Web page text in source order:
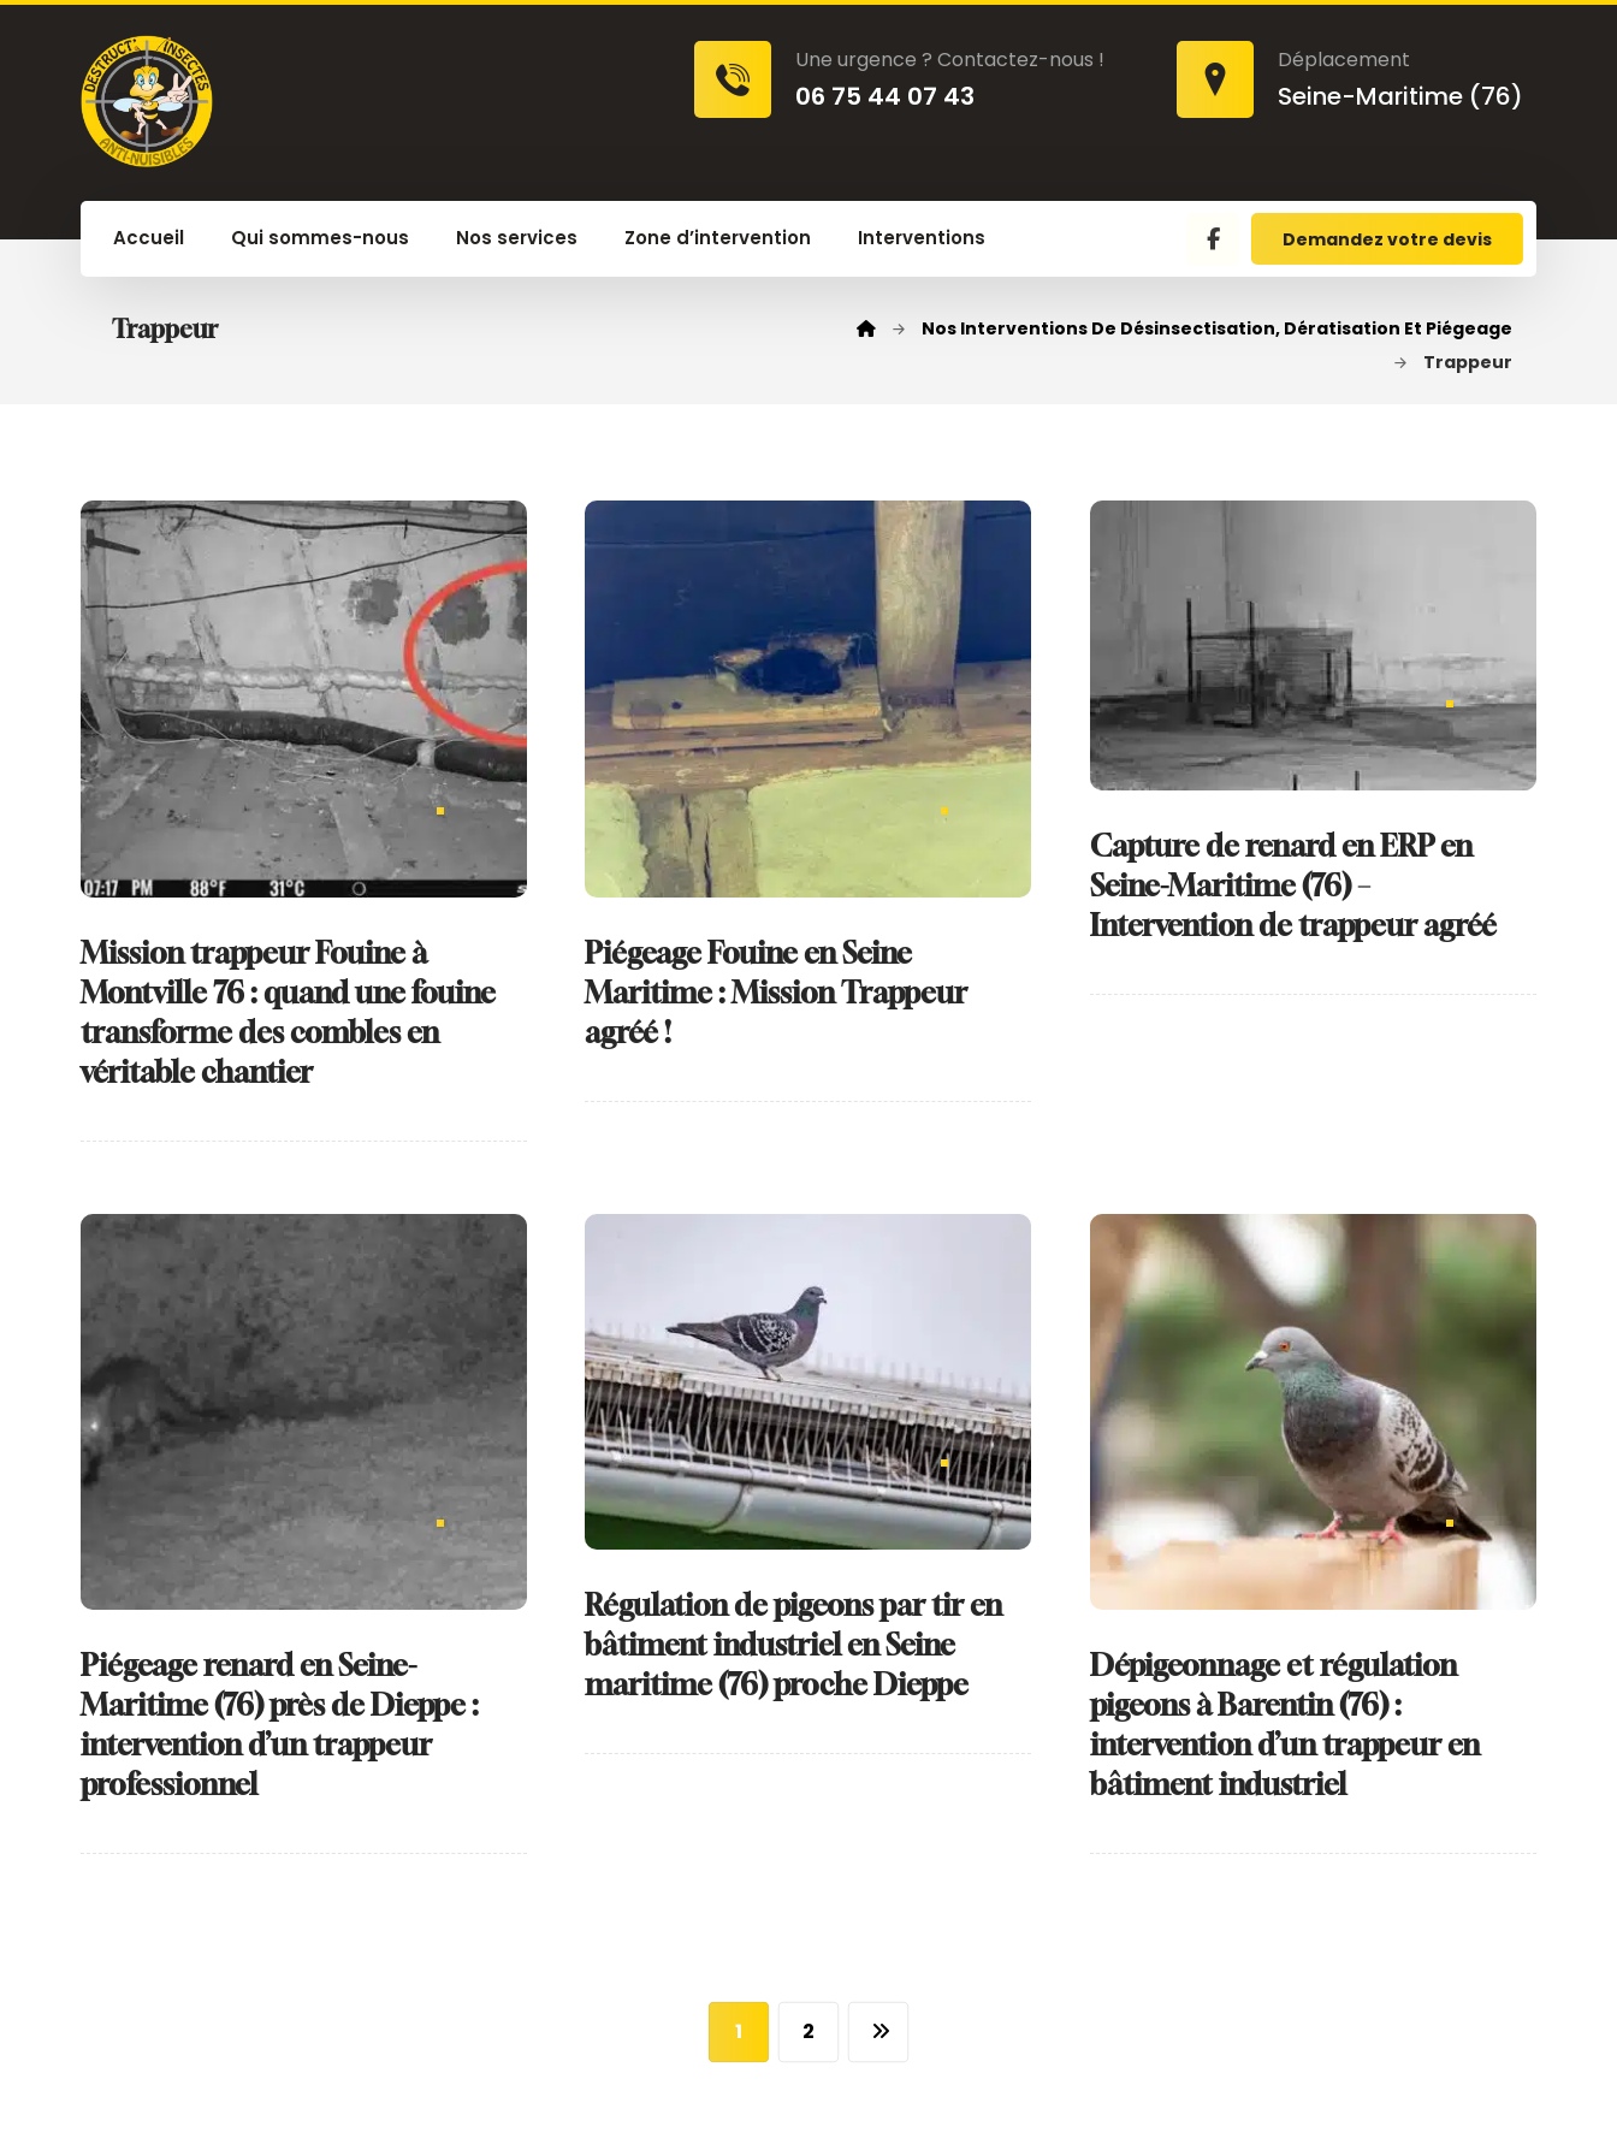
Déplacement
Seine-Maritime (76)
Une urgence ? Contactez-nous !
06 75 44 07 43
Accueil Qui sommes-nous Nos services Zone d’intervention Interventions Demandez votre devis
Trappeur
Nos Interventions De Désinsectisation, Dératisation Et Piégeage
Trappeur
Mission trappeur Fouine à
Montville 76 : quand une fouine
transforme des combles en
véritable chantier
Piégeage Fouine en Seine
Maritime : Mission Trappeur
agréé !
Capture de renard en ERP en
Seine-Maritime (76) –
Intervention de trappeur agréé
Piégeage renard en Seine-
Maritime (76) près de Dieppe :
intervention d’un trappeur
professionnel
Régulation de pigeons par tir en
bâtiment industriel en Seine
maritime (76) proche Dieppe
Dépigeonnage et régulation
pigeons à Barentin (76) :
intervention d’un trappeur en
bâtiment industriel
1 2